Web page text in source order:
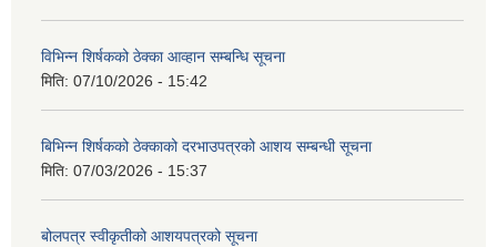
विभिन्न शिर्षकको ठेक्का आव्हान सम्बन्धि सूचना
मिति: 07/10/2026 - 15:42
बिभिन्‍न शिर्षकको ठेक्काको दरभाउपत्रको आशय सम्बन्धी सूचना
मिति: 07/03/2026 - 15:37
बोलपत्र स्वीकृतीको आशयपत्रको सूचना